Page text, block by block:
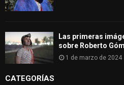
Las primeras
sobre Roberto
1 de marzo de 2024
CATEGORÍAS